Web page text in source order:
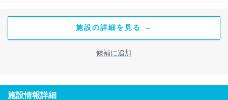
施設の詳細を見る →
候補に追加
施設情報詳細